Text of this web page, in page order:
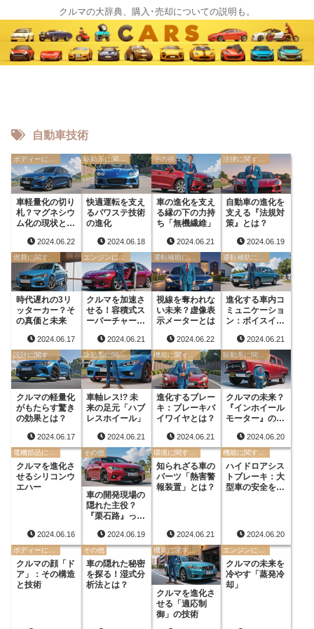
クルマの大辞典、購入･売却についての説明も。
自動車技術
ボディーに関する用語
車軽量化の切り
札？マグネシウ
ム化の現状と課
2024.06.22
駆動系に関する用語
快適運転を支え
るパワステ技術
の進化
2024.06.18
その他
車の進化を支え
る縁の下の力持
ち「無機繊維」
2024.06.21
法律に関する用語
自動車の進化を
支える『法規対
策』とは？
2024.06.19
時代遅れの3リ
ッターカー？そ
の真価と未来
2024.06.17
クルマを加速さ
せる！容積式ス
ーパーチャージ
2024.06.21
運転補助に関する用語
視線を奪われな
い未来？虚像表
示メーターとは
2024.06.22
進化する車内コ
ミュニケーショ
ン：ボイスイン
2024.06.21
クルマの軽量化
がもたらす驚き
の効果とは？
2024.06.17
駆動系に関する用語
車軸レス!? 未
来の足元「ハブ
レスホイール」
2024.06.21
機能に関する用語
進化するブレー
キ：ブレーキバ
イワイヤとは？
2024.06.21
駆動系に関する用語
クルマの未来？
『インホイール
モーター』の基
2024.06.20
クルマを進化さ
せるシリコンウ
エハー
2024.06.16
その他
車の開発現場の
隠れた主役？
『栗石路』って
2024.06.19
環境に関する用語
知られざる車の
パーツ「熱害警
報装置」とは？
2024.06.21
ハイドロアシス
トブレーキ：大
型車の安全を守
2024.06.20
ボディーに関する用語
クルマの顔「ド
ア」：その構造
と技術
その他
車の隠れた秘密
を探る！湿式分
析法とは？
機能に関する用語
クルマを進化さ
せる「適応制
御」の技術
エンジンに関する用語
クルマの未来を
冷やす「蒸発冷
却」